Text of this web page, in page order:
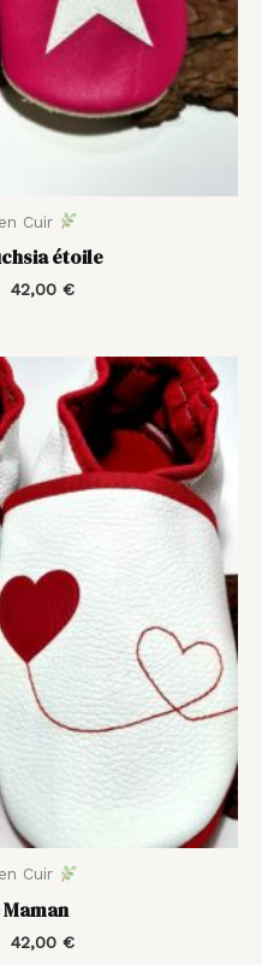
Cuir
étoile
42,00 €
Cuir
42,00 €
Plage
de
prix :
35,00 €
à
42,00 €